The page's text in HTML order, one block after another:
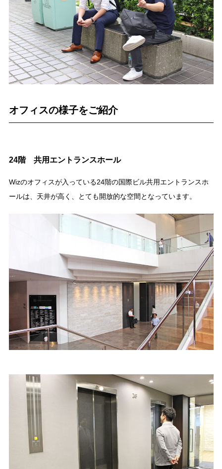
オフィスの様子をご紹介
24階 共用エントランスホール
Wizのオフィスが入っている24階の国際ビル共用エントランスホ
ールは、天井が高く、とても開放的な空間となっています。